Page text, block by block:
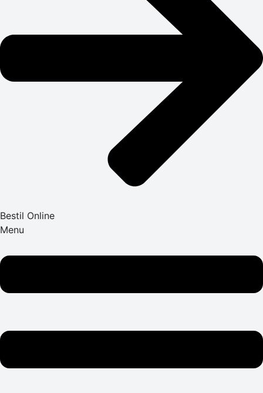
Bestil Online
Menu